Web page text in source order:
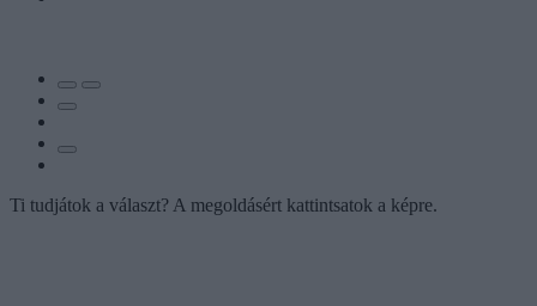
Ti tudjátok a választ? A megoldásért kattintsatok a képre.